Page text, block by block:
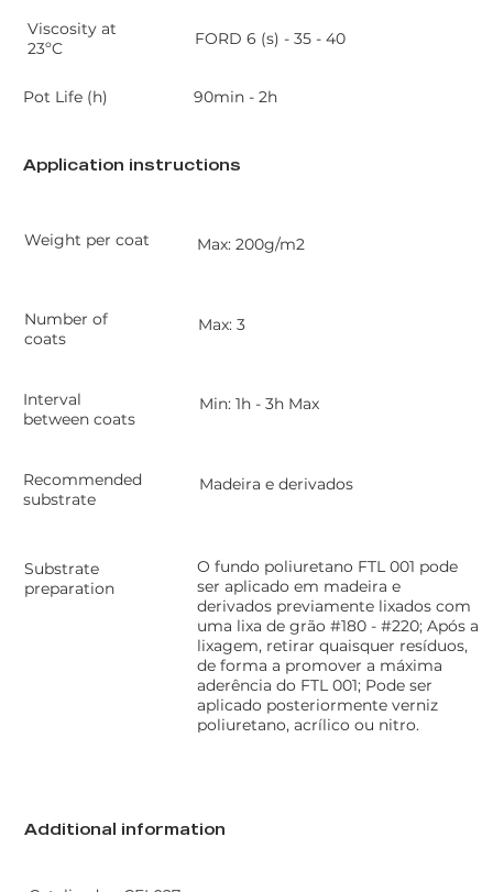
Application instructions
Weight per coat
Number of
coats
Interval
between coats
Recommended
substrate
Substrate
preparation
Max: 3
Min: 1h - 3h Max
Madeira e derivados
O fundo poliuretano FTL 001 pode
ser aplicado em madeira e
derivados previamente lixados com
uma lixa de grão #180 - #220; Após a
lixagem, retirar quaisquer resíduos,
de forma a promover a máxima
aderência do FTL 001; Pode ser
aplicado posteriormente verniz
poliuretano, acrílico ou nitro.
Max: 200g/m2
Viscosity at
23ºC
Pot Life (h)
FORD 6 (s) - 35 - 40
90min - 2h
Additional information